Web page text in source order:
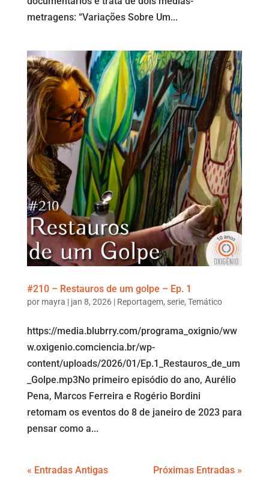
metragens: “Variações Sobre Um...
#210 – Restauros de um golpe – Ep. 1
por mayra | jan 8, 2026| Reportagem, serie, Temático
https://media.blubrry.com/programa_oxignio/ww
w.oxigenio.comciencia.br/wp-
content/uploads/2026/01/Ep.1_Restauros_de_um
_Golpe.mp3No primeiro episódio do ano, Aurélio
Pena, Marcos Ferreira e Rogério Bordini
retomam os eventos do 8 de janeiro de 2023 para
pensar como a...
« Entradas Antigas Próximas Entradas »